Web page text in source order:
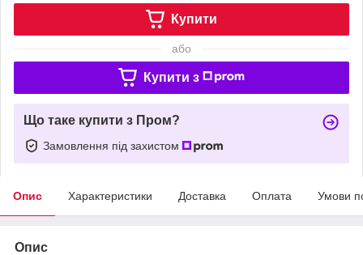
Купити
або
Купити з
Що таке купити з Пром?
Замовлення під захистом
Опис Характеристики Доставка Оплата Умови
Опис